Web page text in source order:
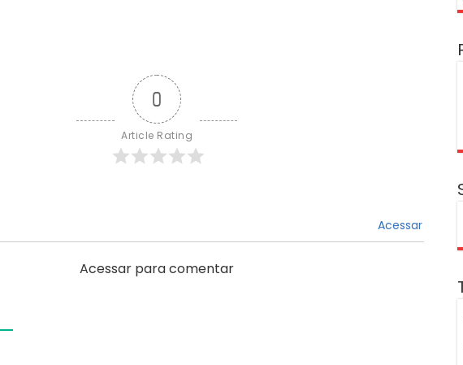
0
Article Rating
Acessar
Acessar para comentar